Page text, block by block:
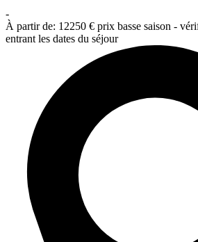
-
À partir de: 12250 € prix basse saison -
entrant les dates du séjour